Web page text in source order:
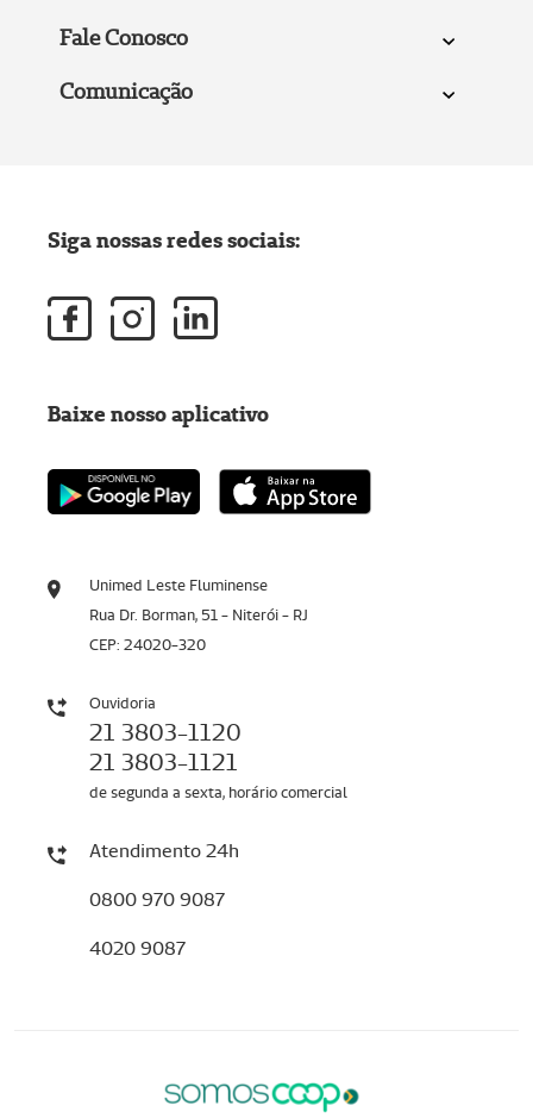
Fale Conosco
Comunicação
Unimed Leste Fluminense
Rua Dr. Borman, 51 - Niterói - RJ
CEP: 24020-320
Ouvidoria
21 3803-1120
21 3803-1121
de segunda a sexta, horário comercial
Atendimento 24h
0800 970 9087
4020 9087
Siga nossas redes sociais:
Baixe nosso aplicativo